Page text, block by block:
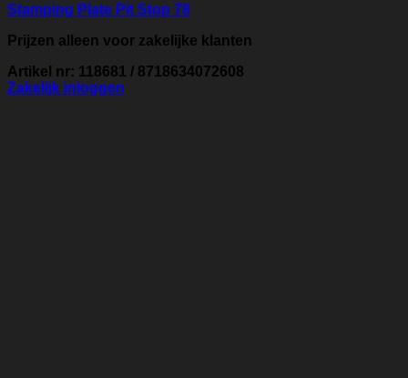
Stamping Plate Pit Stop 78
Prijzen alleen voor zakelijke klanten
Artikel nr: 118681 / 8718634072608
Zakelijk inloggen